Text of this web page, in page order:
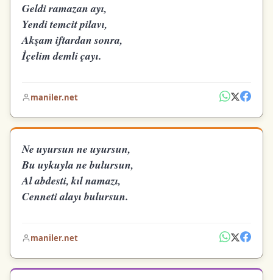
Geldi ramazan ayı,
Yendi temcit pilavı,
Akşam iftardan sonra,
İçelim demli çayı.
maniler.net
Ne uyursun ne uyursun,
Bu uykuyla ne bulursun,
Al abdesti, kıl namazı,
Cenneti alayı bulursun.
maniler.net